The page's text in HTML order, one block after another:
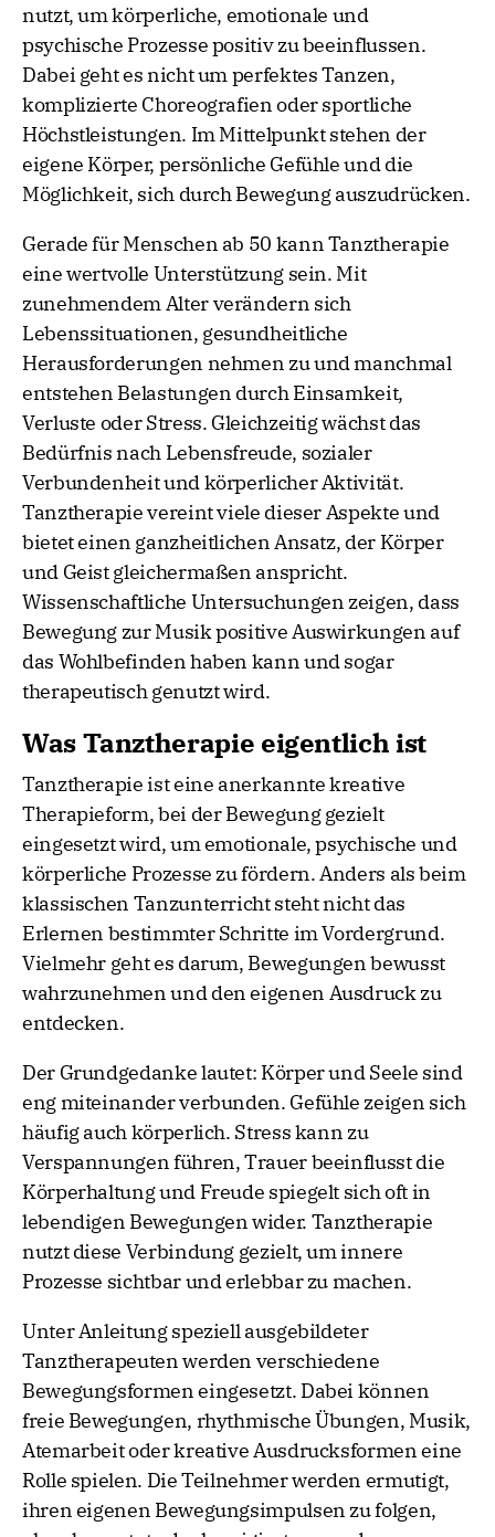
nutzt, um körperliche, emotionale und
psychische Prozesse positiv zu beeinflussen.
Dabei geht es nicht um perfektes Tanzen,
komplizierte Choreografien oder sportliche
Höchstleistungen. Im Mittelpunkt stehen der
eigene Körper, persönliche Gefühle und die
Möglichkeit, sich durch Bewegung auszudrücken.
Gerade für Menschen ab 50 kann Tanztherapie
eine wertvolle Unterstützung sein. Mit
zunehmendem Alter verändern sich
Lebenssituationen, gesundheitliche
Herausforderungen nehmen zu und manchmal
entstehen Belastungen durch Einsamkeit,
Verluste oder Stress. Gleichzeitig wächst das
Bedürfnis nach Lebensfreude, sozialer
Verbundenheit und körperlicher Aktivität.
Tanztherapie vereint viele dieser Aspekte und
bietet einen ganzheitlichen Ansatz, der Körper
und Geist gleichermaßen anspricht.
Wissenschaftliche Untersuchungen zeigen, dass
Bewegung zur Musik positive Auswirkungen auf
das Wohlbefinden haben kann und sogar
therapeutisch genutzt wird.
Was Tanztherapie eigentlich ist
Tanztherapie ist eine anerkannte kreative
Therapieform, bei der Bewegung gezielt
eingesetzt wird, um emotionale, psychische und
körperliche Prozesse zu fördern. Anders als beim
klassischen Tanzunterricht steht nicht das
Erlernen bestimmter Schritte im Vordergrund.
Vielmehr geht es darum, Bewegungen bewusst
wahrzunehmen und den eigenen Ausdruck zu
entdecken.
Der Grundgedanke lautet: Körper und Seele sind
eng miteinander verbunden. Gefühle zeigen sich
häufig auch körperlich. Stress kann zu
Verspannungen führen, Trauer beeinflusst die
Körperhaltung und Freude spiegelt sich oft in
lebendigen Bewegungen wider. Tanztherapie
nutzt diese Verbindung gezielt, um innere
Prozesse sichtbar und erlebbar zu machen.
Unter Anleitung speziell ausgebildeter
Tanztherapeuten werden verschiedene
Bewegungsformen eingesetzt. Dabei können
freie Bewegungen, rhythmische Übungen, Musik,
Atemarbeit oder kreative Ausdrucksformen eine
Rolle spielen. Die Teilnehmer werden ermutigt,
ihren eigenen Bewegungsimpulsen zu folgen,